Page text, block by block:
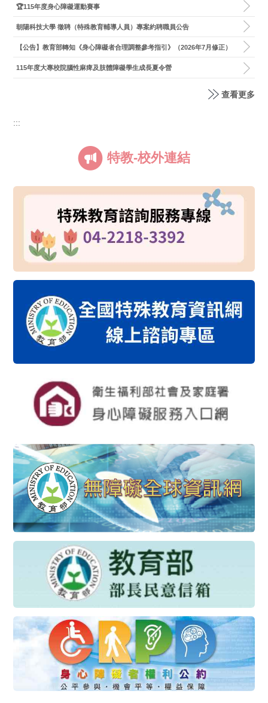
🏆115年度身心障礙運動賽事
朝陽科技大學 徵聘（特殊教育輔導人員）專案約聘職員公告
【公告】教育部轉知《身心障礙者合理調整參考指引》（2026年7月修正）
115年度大專校院腦性麻痺及肢體障礙學生成長夏令營
查看更多
:::
特教-校外連結